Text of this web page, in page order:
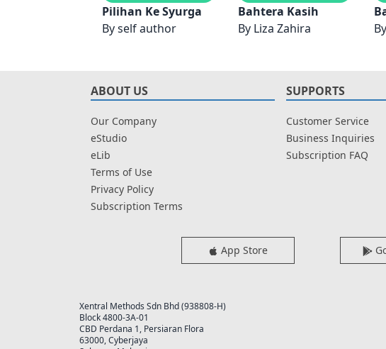
Pilihan Ke Syurga
Byself author
Bahtera Kasih
By Liza Zahira
By
ABOUT US
Our Company
eStudio
eLib
Terms of Use
Privacy Policy
Subscription Terms
SUPPORTS
Customer Service
Business Inquiries
Subscription FAQ
App Store
Xentral Methods Sdn Bhd (938808-H)
Block 4800-3A-01
CBD Perdana 1, Persiaran Flora
63000, Cyberjaya